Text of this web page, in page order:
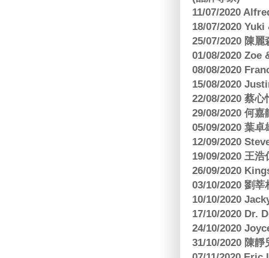
11/07/2020
18/07/2020
25/07/2020 陳
01/08/2020 Zoe
08/08/2020
15/08/2020
22/08/2020 蔡
29/08/2020 何
05/09/2020 葉
12/09/2020
19/09/2020 王
26/09/2020
03/10/2020 劉
10/10/2020
17/10/2020 Dr.
24/10/2020
31/10/2020 陳